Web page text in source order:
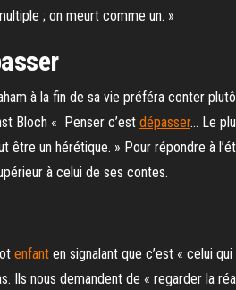
; on meurt comme un. »
à la fin de sa vie préféra conter
Bloch « Penser c’est dépasser… Le
être un hérétique. » Pour répondre à
à celui de ses contes.
enfant en signalant que c’est « celui
Ils nous demandent de « regarder la